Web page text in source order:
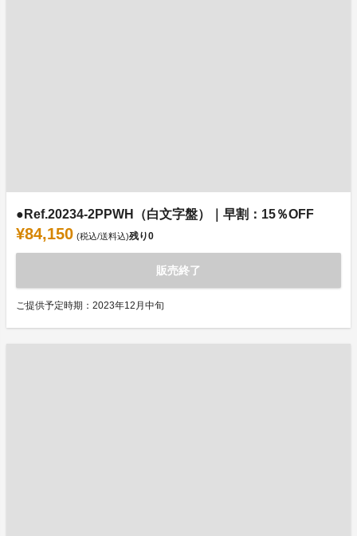
●Ref.20234-2PPWH（白文字盤）｜早割：15％OFF
¥84,150 (税込/送料込)残り0
販売終了
ご提供予定時期：2023年12月中旬